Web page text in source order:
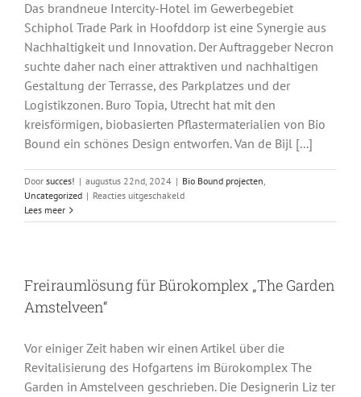
Das brandneue Intercity-Hotel im Gewerbegebiet
Schiphol Trade Park in Hoofddorp ist eine Synergie aus
Nachhaltigkeit und Innovation. Der Auftraggeber Necron
suchte daher nach einer attraktiven und nachhaltigen
Gestaltung der Terrasse, des Parkplatzes und der
Logistikzonen. Buro Topia, Utrecht hat mit den
kreisförmigen, biobasierten Pflastermaterialien von Bio
Bound ein schönes Design entworfen. Van de Bijl [...]
Door succes! | augustus 22nd, 2024 | Bio Bound projecten,
Uncategorized | Reacties uitgeschakeldvoor
mit
schmücken
Hotels
Lees meer
Freiraumlösung für Bürokomplex „The Garden
Amstelveen“
Vor einiger Zeit haben wir einen Artikel über die
Revitalisierung des Hofgartens im Bürokomplex The
Garden in Amstelveen geschrieben. Die Designerin Liz ter